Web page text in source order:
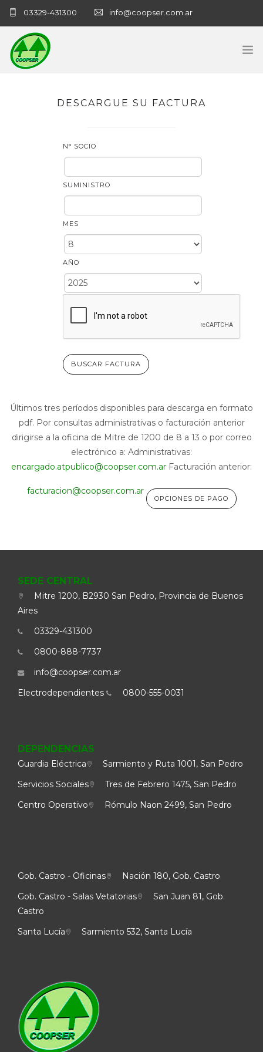
03329-431300 info@coopser.com.ar
CONTACTO
DESCARGUE SU FACTURA
N° SOCIO
SUMINISTRO
MES
AÑO
BUSCAR FACTURA
Últimos tres períodos disponibles para descarga en formato
pdf. Por consultas administrativas o facturación anterior
dirigirse a la oficina de Mitre de 1200 de 8 a 13 o por correo
electrónico a: Administrativas:
encargado.atpublico@coopser.com.ar Facturación anterior:
facturacion@coopser.com.ar
OPCIONES DE PAGO
SEDE CENTRAL
Mitre 1200, B2930 San Pedro, Provincia de Buenos
Aires
03329-431300
0800-888-7737
info@coopser.com.ar
Electrodependientes
0800-555-0031
DEPENDENCIAS
Guardia Eléctrica
Sarmiento y Ruta 1001, San Pedro
Servicios Sociales
Tres de Febrero 1475, San Pedro
Centro Operativo
Rómulo Naon 2499, San Pedro
Gob. Castro - Oficinas
Nación 180, Gob. Castro
Gob. Castro - Salas Vetatorias
San Juan 81, Gob.
Castro
Santa Lucía
Sarmiento 532, Santa Lucía